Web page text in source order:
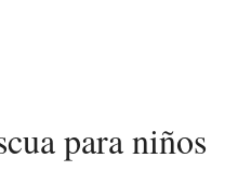
para niños